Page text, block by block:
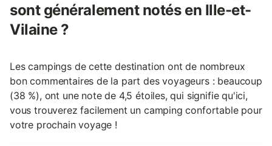
sont généralement notés en Ille-et-
Vilaine ?
Les campings de cette destination ont de nombreux
bon commentaires de la part des voyageurs : beaucoup
(38 %), ont une note de 4,5 étoiles, qui signifie qu'ici,
vous trouverez facilement un camping confortable pour
votre prochain voyage !